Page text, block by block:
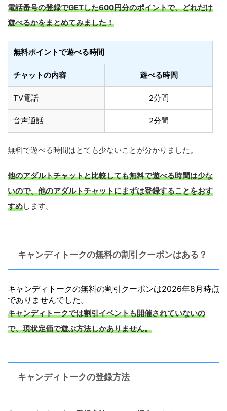
電話番号の登録でGETした600円分のポイントで、どれだけ
遊べるかをまとめてみました！
無料ポイントで遊べる時間
チャットの内容 遊べる時間
TV電話 2分間
音声通話 2分間
無料で遊べる時間はとても少ないことが分かりました。
他のアダルトチャットと比較しても無料で遊べる時間は少な
いので、他のアダルトチャットにまずは登録することをおす
すめします。
キャンディトークの無料の割引クーポンはある？
キャンディトークの無料の割引クーポンは2026年8月時点
でありませんでした。
キャンディトークでは割引イベントも開催されていないの
で、現状定価で遊ぶ方法しかありません。
キャンディトークの登録方法